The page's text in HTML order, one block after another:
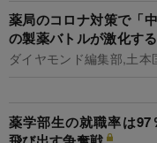
薬局のコロナ対策で「
の製薬バトルが激化す
ダイヤモンド編集部,土本
薬学部生の就職率は